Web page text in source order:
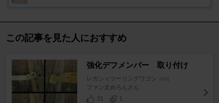
この記事を見た人におすすめ
強化デフメンバー 取り付け
レガシィツーリングワゴン [BH]
ファン太めろんさん
31
1